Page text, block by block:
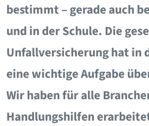
bestimmt – gerade auch
und in der Schule. Die
Unfallversicherung hat in
eine wichtige Aufgabe
Wir haben für alle
Handlungshilfen